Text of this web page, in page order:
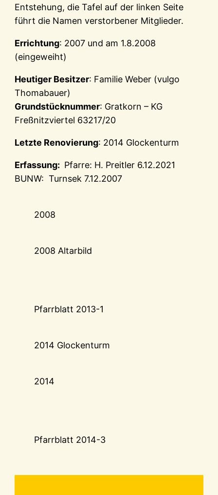
Entstehung, die Tafel auf der linken Seite
führt die Namen verstorbener Mitglieder.
Errichtung: 2007 und am 1.8.2008
(eingeweiht)
Heutiger Besitzer: Familie Weber (vulgo
Thomabauer)
Grundstücknummer: Gratkorn – KG
Freßnitzviertel 63217/20
Letzte Renovierung: 2014 Glockenturm
Erfassung: Pfarre: H. Preitler 6.12.2021
BUNW: Turnsek 7.12.2007
2008
2008 Altarbild
Pfarrblatt 2013-1
2014 Glockenturm
2014
Pfarrblatt 2014-3